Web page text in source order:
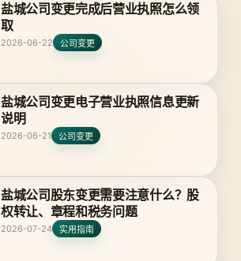
盐城公司变更完成后营业执照怎么领
取
2026-06-22 公司变更
盐城公司变更电子营业执照信息更新
说明
2026-06-21 公司变更
盐城公司股东变更需要注意什么？股
权转让、章程和税务问题
2026-07-24 实用指南